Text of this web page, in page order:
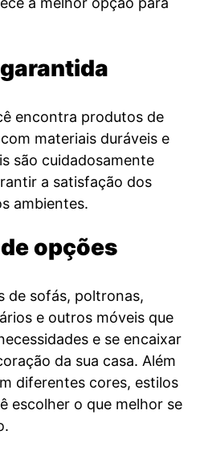
encontra produtos de
materiais duráveis e
são cuidadosamente
a satisfação dos
ambientes.
opções
de sofás, poltronas,
e outros móveis que
e se encaixar
da sua casa. Além
diferentes cores, estilos
escolher o que melhor se